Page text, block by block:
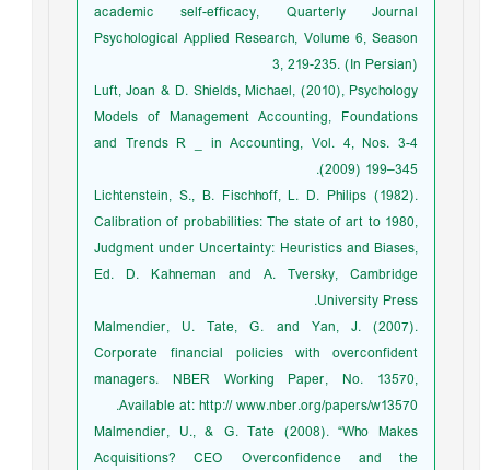
academic self-efficacy, Quarterly Journal
Psychological Applied Research, Volume 6, Season
3, 219-235. (In Persian)
Luft, Joan & D. Shields, Michael, (2010), Psychology
Models of Management Accounting, Foundations
and Trends R _ in Accounting, Vol. 4, Nos. 3-4
(2009) 199–345.
Lichtenstein, S., B. Fischhoff, L. D. Philips (1982).
Calibration of probabilities: The state of art to 1980,
Judgment under Uncertainty: Heuristics and Biases,
Ed. D. Kahneman and A. Tversky, Cambridge
University Press.
Malmendier, U. Tate, G. and Yan, J. (2007).
Corporate financial policies with overconfident
managers. NBER Working Paper, No. 13570,
Available at: http:// www.nber.org/papers/w13570.
Malmendier, U., & G. Tate (2008). “Who Makes
Acquisitions? CEO Overconfidence and the